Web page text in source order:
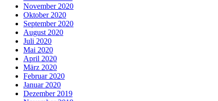
November 2020
Oktober 2020
September 2020
August 2020
Juli 2020
Mai 2020
April 2020
März 2020
Februar 2020
Januar 2020
Dezember 2019